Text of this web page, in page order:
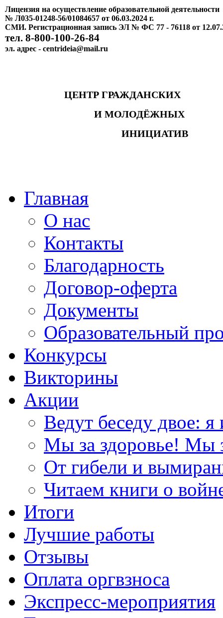
Лицензия на осуществление образовательной деятельности
№ Л035-01248-56/01084657 от 06.03.2024 г.
СМИ. Регистрационная запись ЭЛ № ФС 77 - 76118 от
тел. 8-800-100-26-84
эл. адрес - centrideia@mail.ru
ЦЕНТР ГРАЖДАНСКИХ
И МОЛОДЁЖНЫХ
ИНИЦИАТИВ
Главная
О нас
Контакты
Благодарность
Договор-оферта
Документы
Образовательный
Конкурсы
Викторины
Акции
Ведут беседу двое: я
Мы за здоровье! Мы
От гибели и
Читаем книги о
Итоги
Лучшие работы
Отзывы
Оплата оргвзноса
Экспресс-мероприятия